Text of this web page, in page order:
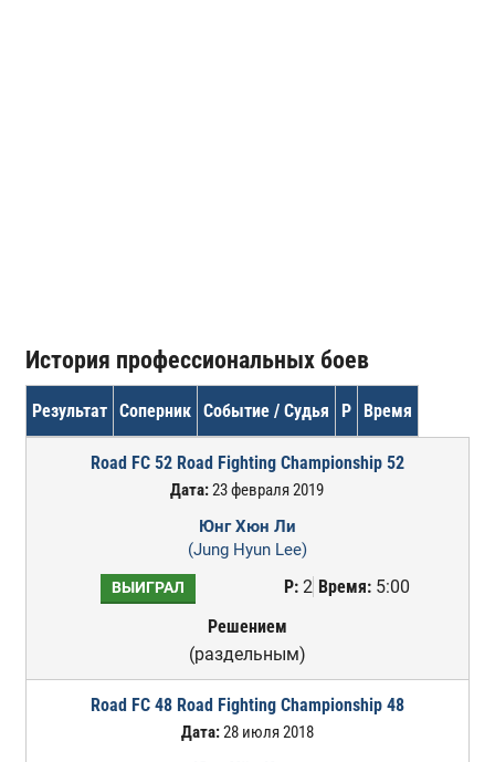
История профессиональных боев
Результат Соперник Событие / Судья Р Время
Road FC 52 Road Fighting Championship 52
Дата:23 февраля 2019
Юнг Хюн Ли
(Jung Hyun Lee)
ВЫИГРАЛ Р:2 Время:5:00
Решением
(раздельным)
Road FC 48 Road Fighting Championship 48
Дата:28 июля 2018